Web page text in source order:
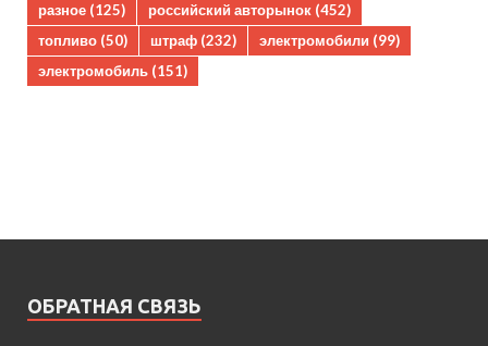
разное (125) российский авторынок (452)
топливо (50) штраф (232) электромобили (99)
электромобиль (151)
ОБРАТНАЯ СВЯЗЬ